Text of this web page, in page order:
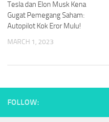
Tesla dan Elon Musk Kena
Gugat Pemegang Saham:
Autopilot Kok Eror Mulu!
MARCH 1, 2023
FOLLOW: